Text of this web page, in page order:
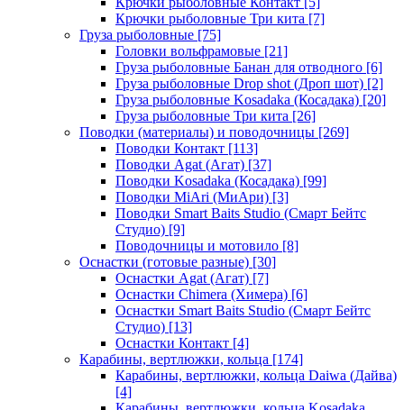
Крючки рыболовные Три кита [7]
Груза рыболовные [75]
Головки вольфрамовые [21]
Груза рыболовные Банан для отводного [6]
Груза рыболовные Drop shot (Дроп шот) [2]
Груза рыболовные Kosadaka (Косадака) [20]
Груза рыболовные Три кита [26]
Поводки (материалы) и поводочницы [269]
Поводки Контакт [113]
Поводки Agat (Агат) [37]
Поводки Kosadaka (Косадака) [99]
Поводки MiAri (МиАри) [3]
Поводки Smart Baits Studio (Смарт Бейтс
Студио) [9]
Поводочницы и мотовило [8]
Оснастки (готовые разные) [30]
Оснастки Agat (Агат) [7]
Оснастки Chimera (Химера) [6]
Оснастки Smart Baits Studio (Смарт Бейтс
Студио) [13]
Оснастки Контакт [4]
Карабины, вертлюжки, кольца [174]
Карабины, вертлюжки, кольца Daiwa (Дайва)
[4]